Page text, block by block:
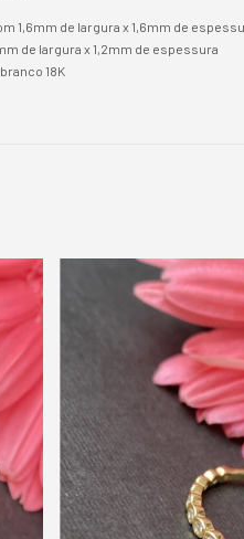
1,6mm de largura x 1,6mm de
de largura x 1,2mm de espessura
18K